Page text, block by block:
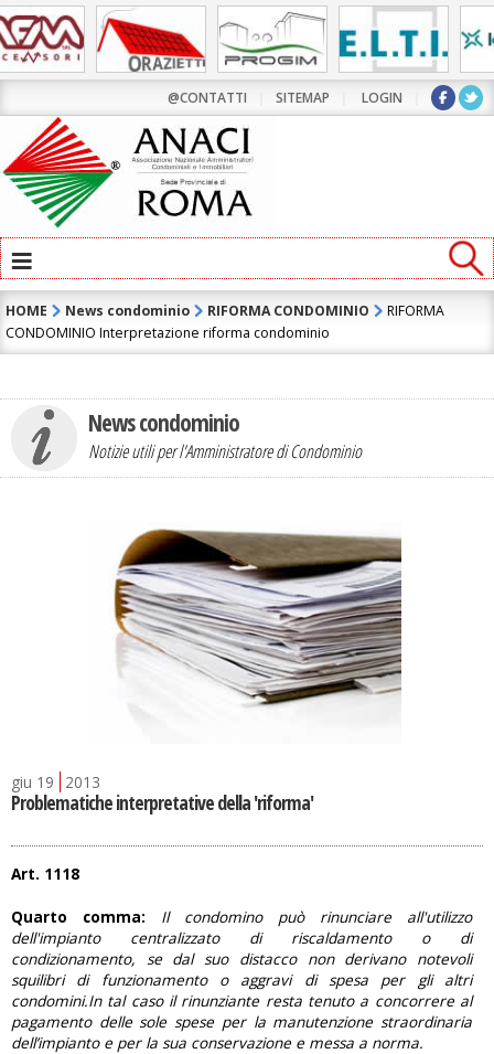
@CONTATTI SITEMAP LOGIN
≡
HOME News condominio RIFORMA CONDOMINIO
RIFORMA
CONDOMINIO Interpretazione riforma condominio
News condominio
Notizie utili per l'Amministratore di Condominio
giu 19 2013
Problematiche interpretative della 'riforma'
Art. 1118
Quarto comma:
Il condomino può rinunciare all'utilizzo
dell'impianto centralizzato di riscaldamento o di
condizionamento, se dal suo distacco non derivano notevoli
squilibri di funzionamento o aggravi di spesa per gli altri
condomini.In tal caso il rinunziante resta tenuto a concorrere al
pagamento delle sole spese per la manutenzione straordinaria
dell’impianto e per la sua conservazione e messa a norma.